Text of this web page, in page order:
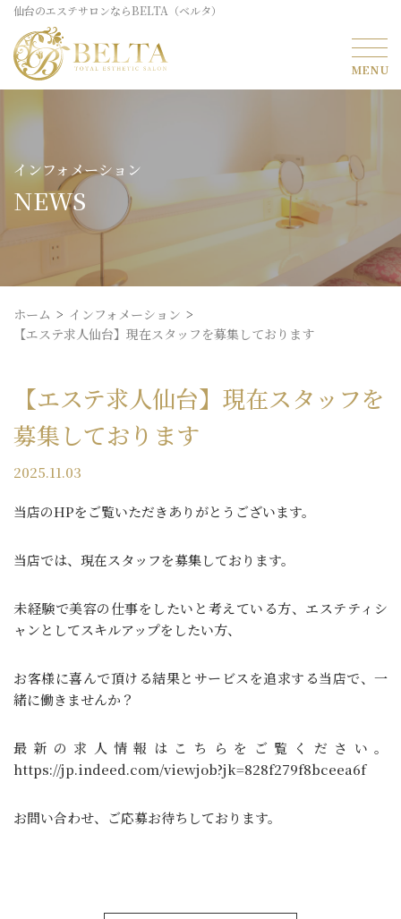
仙台のエステサロンならBELTA（ベルタ）
インフォメーション
NEWS
ホーム
インフォメーション
【エステ求人仙台】現在スタッフを募集しております
【エステ求人仙台】現在スタッフを
募集しております
2025.11.03
当店のHPをご覧いただきありがとうございます。
当店では、現在スタッフを募集しております。
未経験で美容の仕事をしたいと考えている方、エステティシ
ャンとしてスキルアップをしたい方、
お客様に喜んで頂ける結果とサービスを追求する当店で、一
緒に働きませんか？
最新の求人情報はこちらをご覧ください。
https://jp.indeed.com/viewjob?jk=828f279f8bceea6f
お問い合わせ、ご応募お待ちしております。